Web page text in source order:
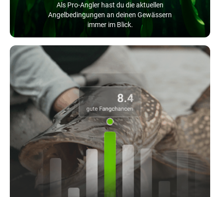
Als Pro-Angler hast du die aktuellen
Angelbedingungen an deinen Gewässern
immer im Blick.